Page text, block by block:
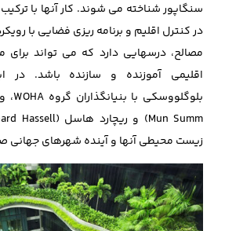
سنگاپور شناخته می شوند. کار آنها با
در کنترل اقلیم و برنامه ریزی فضایی با
مصالح، درسهایی دارد که می تواند برای
اقلیمی آموزنده و سازنده باشد. در
زیست محیطی آنها و آینده شهرهای